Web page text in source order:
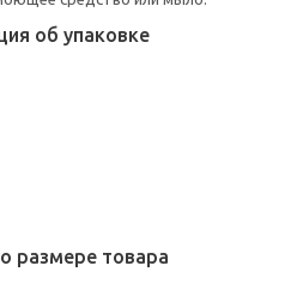
об упаковке
размере товара